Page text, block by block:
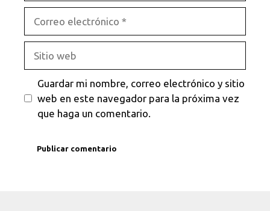
Guardar mi nombre, correo electrónico y sitio
web en este navegador para la próxima vez
que haga un comentario.